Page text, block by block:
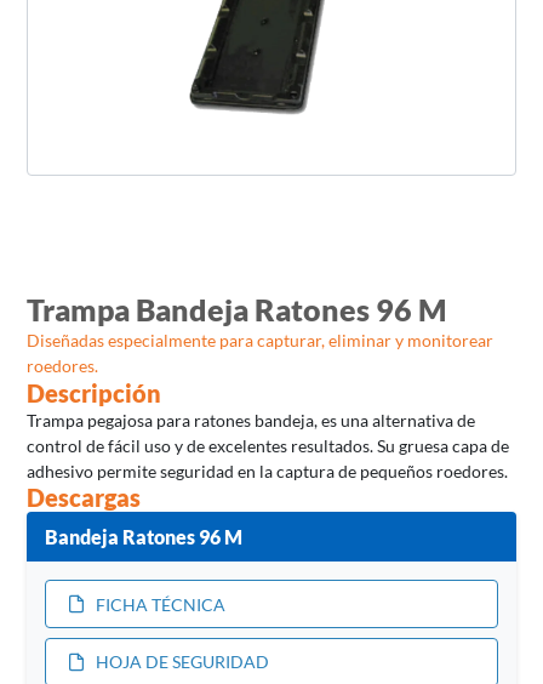
Trampa Bandeja Ratones 96 M
Diseñadas especialmente para capturar, eliminar y monitorear
roedores.
Descripción
Trampa pegajosa para ratones bandeja, es una alternativa de
control de fácil uso y de excelentes resultados. Su gruesa capa de
adhesivo permite seguridad en la captura de pequeños roedores.
Descargas
Bandeja Ratones 96 M
FICHA TÉCNICA
HOJA DE SEGURIDAD